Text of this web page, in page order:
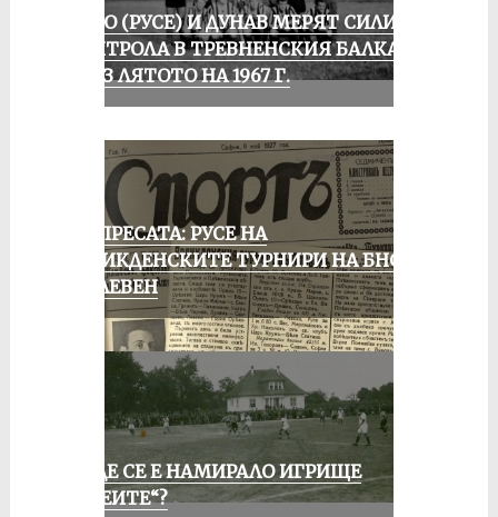
ЛОКО (РУСЕ) И ДУНАВ МЕРЯТ СИЛИ В
КОНТРОЛА В ТРЕВНЕНСКИЯ БАЛКАН
ПРЕЗ ЛЯТОТО НА 1967 Г.
ОТ ПРЕСАТА: РУСЕ НА
ВЕЛИКДЕНСКИТЕ ТУРНИРИ НА БНСФ
В ПЛЕВЕН
КЪДЕ СЕ Е НАМИРАЛО ИГРИЩЕ
„АЛЕИТЕ“?